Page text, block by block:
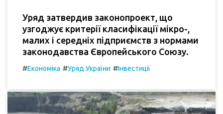
Уряд затвердив законопроект, що
узгоджує критерії класифікації мікро-,
малих і середніх підприємств з нормами
законодавства Європейського Союзу.
#Економіка #Уряд України #Інвестиції